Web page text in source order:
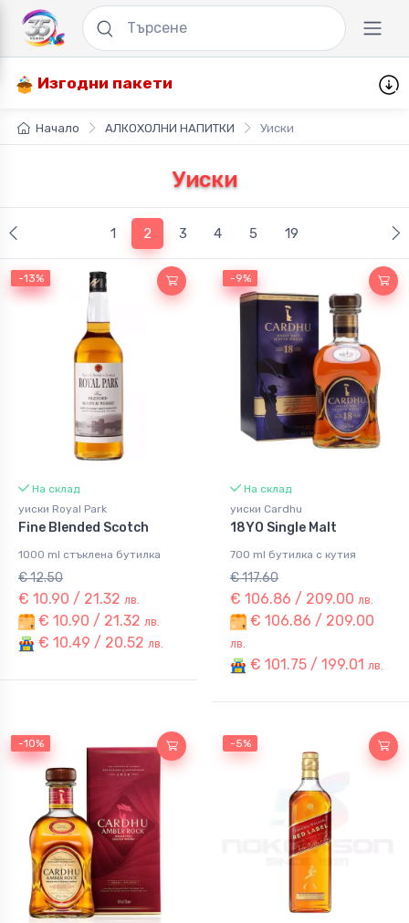
Изгодни пакети
Начало АЛКОХОЛНИ НАПИТКИ Уиски
Уиски
1 2(current)
3 4 5 19
-13%
-13%
На склад
уиски Royal Park
Fine Blended Scotch
1000 ml стъклена бутилка
€ 12.50
€ 10.90 / 21.32 лв.
€ 10.90 / 21.32 лв.
€ 10.49 / 20.52 лв.
-9%
-9%
На склад
уиски Cardhu
18YO Single Malt
700 ml бутилка с кутия
€ 117.60
€ 106.86 / 209.00 лв.
€ 106.86 / 209.00
лв.
€ 101.75 / 199.01 лв.
-10%
-10% -5%